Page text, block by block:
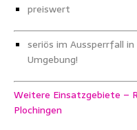
preiswert
seriös im Aussperrfall
Umgebung!
Weitere Einsatzgebiete –
Plochingen